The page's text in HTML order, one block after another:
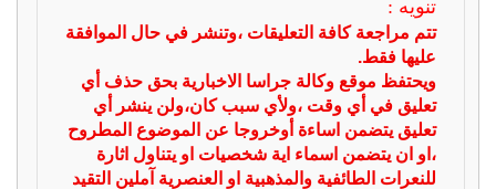
تنويه :
تتم مراجعة كافة التعليقات ،وتنشر في حال الموافقة
عليها فقط.
ويحتفظ موقع وكالة جراسا الاخبارية بحق حذف أي
تعليق في أي وقت ،ولأي سبب كان،ولن ينشر أي
تعليق يتضمن اساءة أوخروجا عن الموضوع المطروح
،او ان يتضمن اسماء اية شخصيات او يتناول اثارة
للنعرات الطائفية والمذهبية او العنصرية آملين التقيد